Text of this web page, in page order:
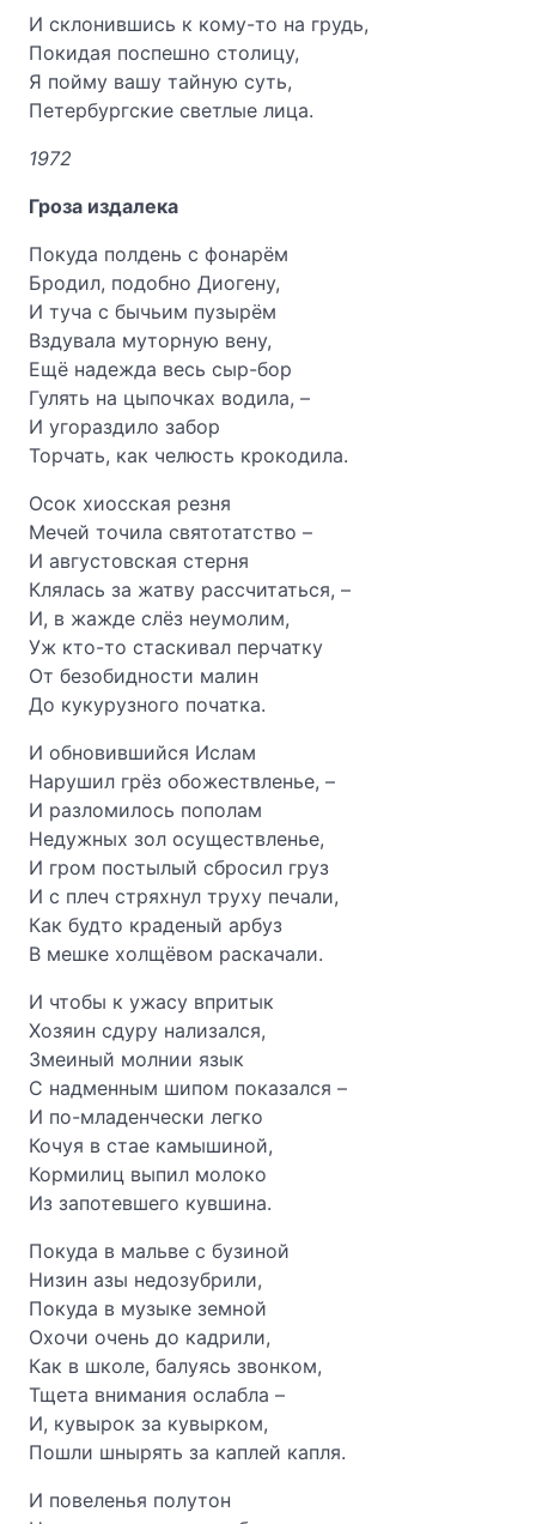
И склонившись к кому-то на грудь,
Покидая поспешно столицу,
Я пойму вашу тайную суть,
Петербургские светлые лица.
1972
Гроза издалека
Покуда полдень с фонарём
Бродил, подобно Диогену,
И туча с бычьим пузырём
Вздувала муторную вену,
Ещё надежда весь сыр-бор
Гулять на цыпочках водила, –
И угораздило забор
Торчать, как челюсть крокодила.
Осок хиосская резня
Мечей точила святотатство –
И августовская стерня
Клялась за жатву рассчитаться, –
И, в жажде слёз неумолим,
Уж кто-то стаскивал перчатку
От безобидности малин
До кукурузного початка.
И обновившийся Ислам
Нарушил грёз обожествленье, –
И разломилось пополам
Недужных зол осуществленье,
И гром постылый сбросил груз
И с плеч стряхнул труху печали,
Как будто краденый арбуз
В мешке холщёвом раскачали.
И чтобы к ужасу впритык
Хозяин сдуру нализался,
Змеиный молнии язык
С надменным шипом показался –
И по-младенчески легко
Кочуя в стае камышиной,
Кормилиц выпил молоко
Из запотевшего кувшина.
Покуда в мальве с бузиной
Низин азы недозубрили,
Покуда в музыке земной
Охочи очень до кадрили,
Как в школе, балуясь звонком,
Тщета внимания ослабла –
И, кувырок за кувырком,
Пошли шнырять за каплей капля.
И повеленья полутон